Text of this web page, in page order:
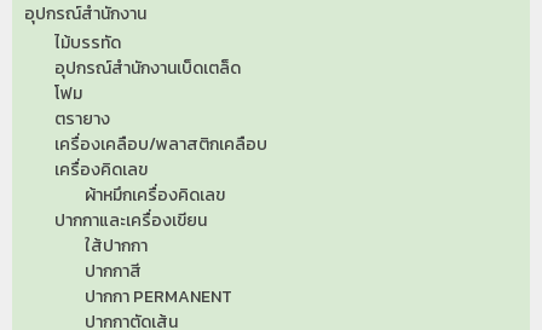
อุปกรณ์สำนักงาน
ไม้บรรทัด
อุปกรณ์สำนักงานเบ็ดเตล็ด
โฟม
ตรายาง
เครื่องเคลือบ/พลาสติกเคลือบ
เครื่องคิดเลข
ผ้าหมึกเครื่องคิดเลข
ปากกาและเครื่องเขียน
ใส้ปากกา
ปากกาสี
ปากกา PERMANENT
ปากกาตัดเส้น